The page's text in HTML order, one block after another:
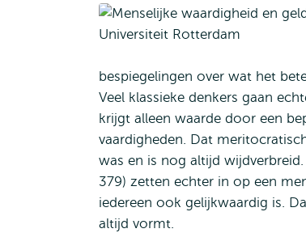
bespiegelingen over wat het
Veel klassieke denkers gaan
krijgt alleen waarde door een
vaardigheden. Dat
was en is nog altijd
379) zetten echter in op een
iedereen ook gelijkwaardig is.
altijd vormt.